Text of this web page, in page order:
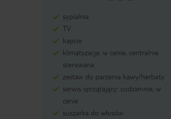
sypialnia
TV
kapcie
klimatyzacja: w cenie, centralnie
sterowana
zestaw do parzenia kawy/herbaty
serwis sprzątający: codziennie, w
cenie
suszarka do włosów